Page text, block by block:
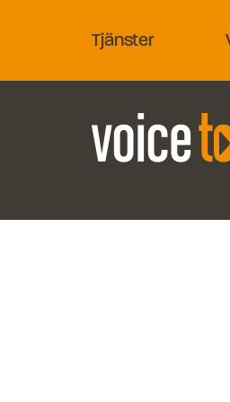
Tjänster